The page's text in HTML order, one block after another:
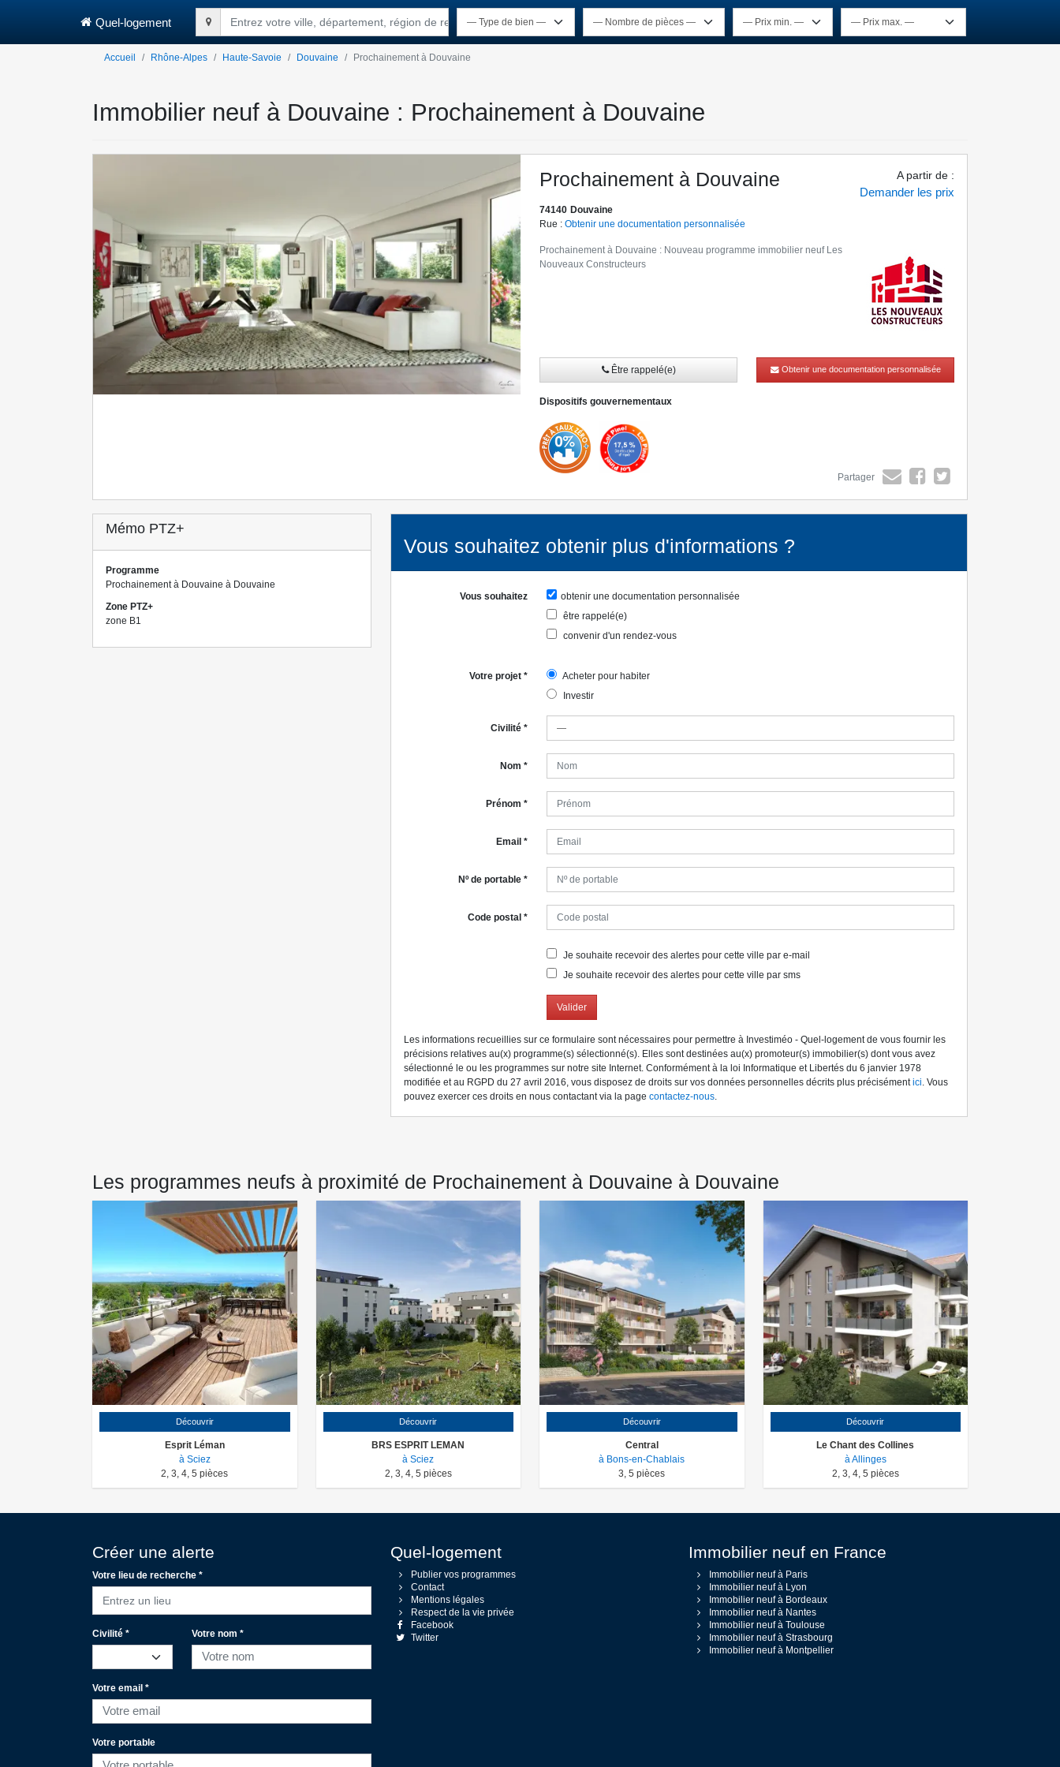
Quel-logement Entrez votre ville, département, région de recherche
Accueil Rhône-Alpes Haute-Savoie Douvaine Prochainement à Douvaine
Immobilier neuf à Douvaine : Prochainement à Douvaine
Prochainement à Douvaine
74140 Douvaine
Rue : Obtenir une documentation personnalisée
A partir de :
Demander les prix
Prochainement à Douvaine : Nouveau programme immobilier neuf Les
Nouveaux Constructeurs
Être rappelé(e) Obtenir une documentation personnalisée
Dispositifs gouvernementaux
Partager
Mémo PTZ+
Programme
Prochainement à Douvaine à Douvaine
Zone PTZ+
zone B1
Vous souhaitez obtenir plus d'informations ?
Vous souhaitez
obtenir une documentation personnalisée
être rappelé(e)
convenir d'un rendez-vous
Votre projet *
Acheter pour habiter
Investir
Civilité *
Nom *
Prénom *
Email *
Nº de portable *
Code postal *
Je souhaite recevoir des alertes pour cette ville par e-mail
Je souhaite recevoir des alertes pour cette ville par sms
Valider
Les informations recueillies sur ce formulaire sont nécessaires pour permettre à Investiméo - Quel-logement de vous fournir les
précisions relatives au(x) programme(s) sélectionné(s). Elles sont destinées au(x) promoteur(s) immobilier(s) dont vous avez
sélectionné le ou les programmes sur notre site Internet. Conformément à la loi Informatique et Libertés du 6 janvier 1978
modifiée et au RGPD du 27 avril 2016, vous disposez de droits sur vos données personnelles décrits plus précisémentici. Vous
pouvez exercer ces droits en nous contactant via la page contactez-nous.
Les programmes neufs à proximité de Prochainement à Douvaine à Douvaine
Découvrir
Esprit Léman
à Sciez
2, 3, 4, 5 pièces
Découvrir
BRS ESPRIT LEMAN
à Sciez
2, 3, 4, 5 pièces
Découvrir
Central
à Bons-en-Chablais
3, 5 pièces
Découvrir
Le Chant des Collines
à Allinges
2, 3, 4, 5 pièces
Créer une alerte
Votre lieu de recherche *
Entrez un lieu
Civilité * Votre nom *
Votre email *
Votre portable
Quel-logement
Publier vos programmes
Contact
Mentions légales
Respect de la vie privée
Facebook
Twitter
Immobilier neuf en France
Immobilier neuf à Paris
Immobilier neuf à Lyon
Immobilier neuf à Bordeaux
Immobilier neuf à Nantes
Immobilier neuf à Toulouse
Immobilier neuf à Strasbourg
Immobilier neuf à Montpellier